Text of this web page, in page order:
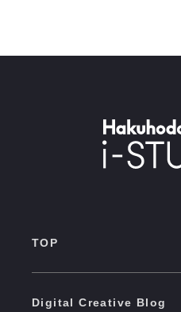
TOP
Digital Creative Blog